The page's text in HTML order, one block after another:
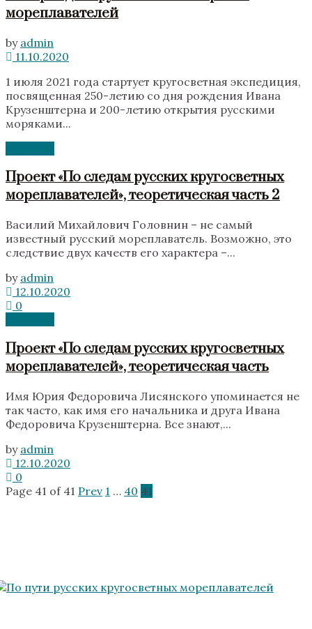
мореплавателей
by admin
11.10.2020
1 июля 2021 года стартует кругосветная экспедиция,
посвященная 250-летию со дня рождения Ивана
Крузенштерна и 200-летию открытия русскими
моряками...
Проект «По следам русских кругосветных
мореплавателей», теоретическая часть 2
Василий Михайлович Головнин – не самый
известный русский мореплаватель. Возможно, это
следствие двух качеств его характера –...
by admin
12.10.2020
0
Проект «По следам русских кругосветных
мореплавателей», теоретическая часть
Имя Юрия Федоровича Лисянского упоминается не
так часто, как имя его начальника и друга Ивана
Федоровича Крузенштерна. Все знают,...
by admin
12.10.2020
0
Page 41 of 41 Prev 1 … 40 41